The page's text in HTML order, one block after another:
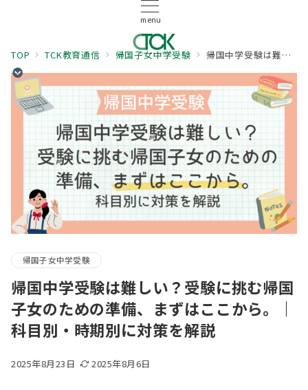
menu
TOP TCK教育通信 帰国子女中学受験 帰国中学受験は難しい？受験に挑む帰国子女のための準備、まずはここから。｜科目別・時期別に対策を解説
帰国子女中学受験
帰国中学受験は難しい？受験に挑む帰国
子女のための準備、まずはここから。｜
科目別・時期別に対策を解説
2025年8月23日 2025年8月6日